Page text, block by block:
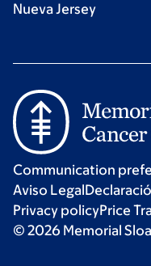
Nueva Jersey
Communication
Aviso Legal
Privacy policyPrice
© 2026 Memorial